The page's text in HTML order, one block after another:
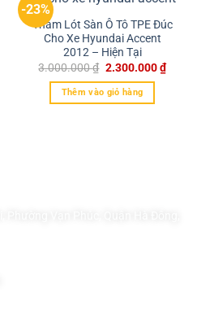
-23%
Thảm Lót Sàn Ô Tô TPE Đúc
Cho Xe Hyundai Accent
2012 – Hiện Tại
3.000.000₫ 2.300.000₫
Thêm vào giỏ hàng